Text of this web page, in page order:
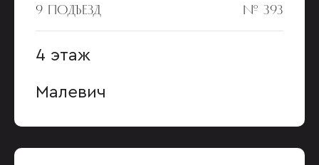
9 ПОДЪЕЗД № 393
4 этаж
Малевич